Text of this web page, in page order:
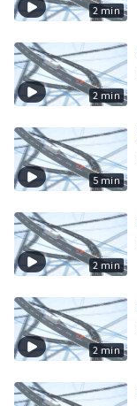
2 min
2 min
5 min
2 min
2 min